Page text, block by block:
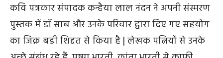
कवि पत्रकार संपादक कन्हैया लाल नंदन ने अपनी संस्मरण
पुस्तक में डॉ साब और उनके परिवार द्वारा दिए गए सहयोग
का जिक्र बडी शिद्दत से किया है | लेखक पत्नियों से उनके